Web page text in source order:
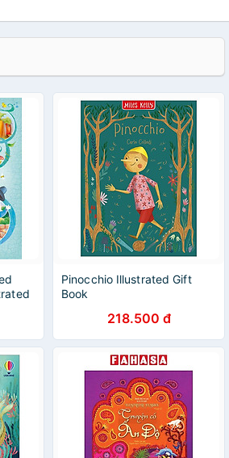
Pinocchio Illustrated Gift
Book
218.500 đ